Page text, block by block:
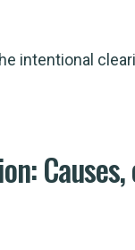
intentional
Causes,